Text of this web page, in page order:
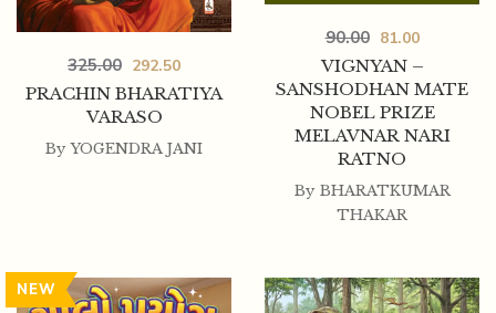
SHRI JAGGI VASUDEV SADGURU
PRACHIN BHARATIYA
VARASO
325.00 292.50
By YOGENDRA JANI
VIGNYAN –
SANSHODHAN MATE
NOBEL PRIZE
MELAVNAR NARI
RATNO
90.00 81.00
By BHARATKUMAR
THAKAR
NEW